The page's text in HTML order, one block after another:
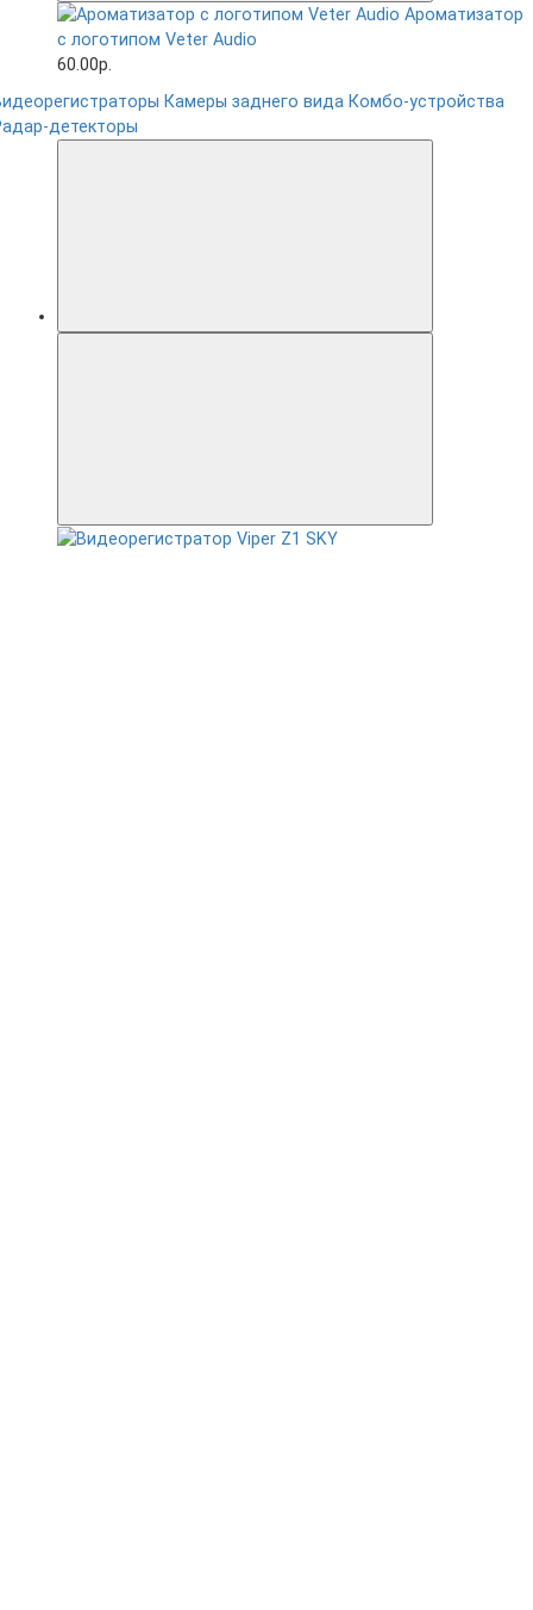
Ароматизатор
с логотипом Veter Audio
60.00р.
Камеры заднего вида Комбо-устройства
детекторы